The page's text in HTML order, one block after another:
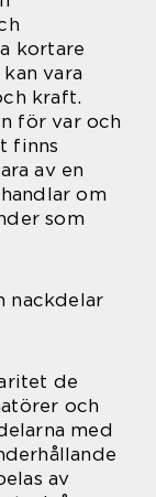
kortare
vara
kraft.
för var och
finns
av en
om
som
nackdelar
de
och
med
av